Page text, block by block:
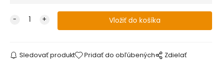
Sledovať produkt Pridať do obľúbených Zdielať